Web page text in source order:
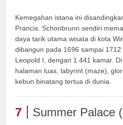
Kemegahan istana ini
Prancis. Schonbrunn sendiri
daya tarik utama wisata di kota
dibangun pada 1696 sampai
Leopold I, dengan 1.441 kamar.
halaman luas, labyrint (maze),
kebun binatang tertua di dunia.
7 Summer Palace